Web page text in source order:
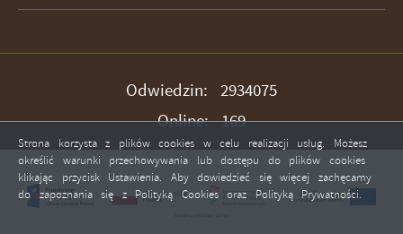
Odwiedzin: 2934075
Online: 169
Strona korzysta z plików cookies w celu realizacji usług. Możesz
określić warunki przechowywania lub dostępu do plików cookies
klikając przycisk Ustawienia. Aby dowiedzieć się więcej zachęcamy
do zapoznania się z Polityką Cookies oraz Polityką Prywatności.